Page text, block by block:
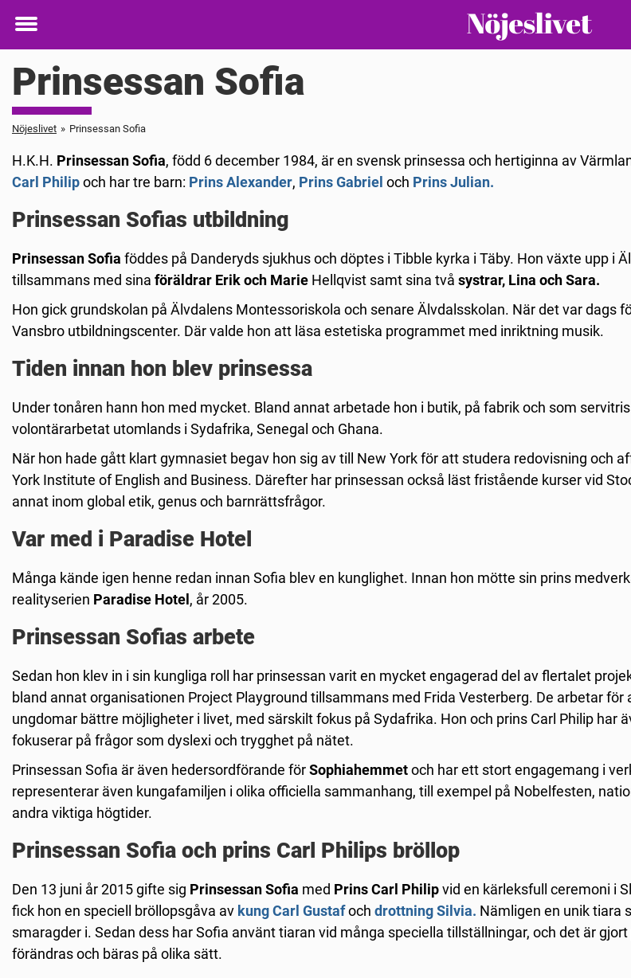
Toggle
Prinsessan Sofia
Nöjeslivet » Prinsessan Sofia
H.K.H. Prinsessan Sofia, född 6 december 1984, är en svensk prinsessa och hertiginna av
Carl Philipoch har tre barn: Prins Alexander, Prins Gabriel och Prins Julian.
Prinsessan Sofias utbildning
Prinsessan Sofia föddes på Danderyds sjukhus och döptes i Tibble kyrka i Täby. Hon växte upp i
tillsammans med sina föräldrar Erik och Marie Hellqvist samt sina två systrar, Lina och Sara.
Hon gick grundskolan på Älvdalens Montessoriskola och senare Älvdalsskolan. När det var dags
Vansbro utbildningscenter. Där valde hon att läsa estetiska programmet med inriktning musik.
Tiden innan hon blev prinsessa
Under tonåren hann hon med mycket. Bland annat arbetade hon i butik, på fabrik och som
volontärarbetat utomlands i Sydafrika, Senegal och Ghana.
När hon hade gått klart gymnasiet begav hon sig av till New York för att studera redovisning och
York Institute of English and Business. Därefter har prinsessan också läst fristående kurser vid
annat inom global etik, genus och barnrättsfrågor.
Var med i Paradise Hotel
Många kände igen henne redan innan Sofia blev en kunglighet. Innan hon mötte sin prins
realityserien Paradise Hotel , år 2005.
Prinsessan Sofias arbete
Sedan hon klev in i sin kungliga roll har prinsessan varit en mycket engagerad del av flertalet
bland annat organisationen Project Playground tillsammans med Frida Vesterberg. De arbetar för
ungdomar bättre möjligheter i livet, med särskilt fokus på Sydafrika. Hon och prins Carl Philip har
fokuserar på frågor som dyslexi och trygghet på nätet.
Prinsessan Sofia är även hedersordförande förSophiahemmetoch har ett stort engagemang i
representerar även kungafamiljen i olika officiella sammanhang, till exempel på Nobelfesten,
andra viktiga högtider.
Prinsessan Sofia och prins Carl Philips bröllop
Den 13 juni år 2015 gifte sig Prinsessan Sofia med Prins Carl Philipvid en kärleksfull ceremoni i
fick hon en speciell bröllopsgåva av kung Carl Gustafoch drottning Silvia. Nämligen en unik tiara
smaragder i. Sedan dess har Sofia använt tiaran vid många speciella tillställningar, och det är
förändras och bäras på olika sätt.